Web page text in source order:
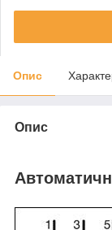
Опис
Опис